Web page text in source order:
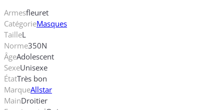
Armesfleuret
CatégorieMasques
TailleL
Norme350N
ÂgeAdolescent
SexeUnisexe
ÉtatTrès bon
MarqueAllstar
MainDroitier